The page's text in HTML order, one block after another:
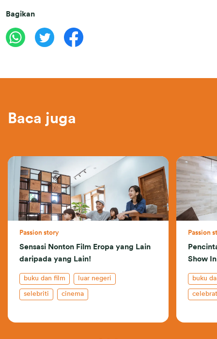
Bagikan
Baca juga
Passion story
Sensasi Nonton Film Eropa yang Lain
daripada yang Lain!
buku dan film luar negeri
selebriti cinema
Passion
Show
buku